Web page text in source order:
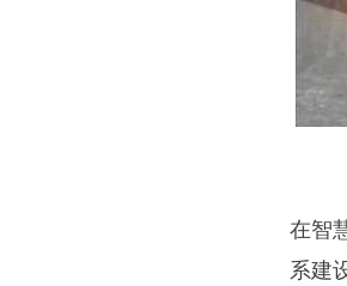
在智
系建